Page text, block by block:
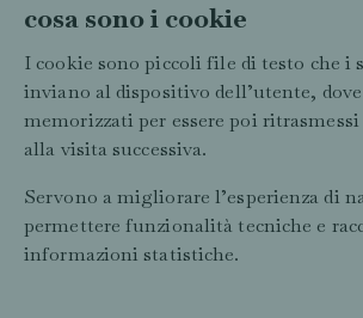
cosa sono i cookie
I cookie sono piccoli file di testo che i
inviano al dispositivo dell’utente,
memorizzati per essere poi
alla visita successiva.
Servono a migliorare l’esperienza di
permettere funzionalità tecniche e
informazioni statistiche.